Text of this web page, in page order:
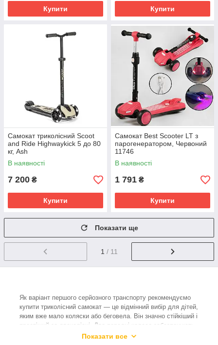
Купити Купити
Самокат триколісний Scoot
and Ride Highwaykick 5 до 80
кг, Ash
В наявності
7 200 ₴
Купити
Самокат Best Scooter LT з
парогенератором, Червоний
11746
В наявності
1 791 ₴
Купити
Показати ще
1 / 11
Як варіант першого серйозного транспорту рекомендуємо
купити триколісний самокат — це відмінний вибір для дітей,
яким вже мало коляски або беговела. Він значно стійкіший і
простіший за двоколісні. Два передні колеса забезпечують
опору, тому рівновагу тримати не потрібно. Як і повертати
Показати все